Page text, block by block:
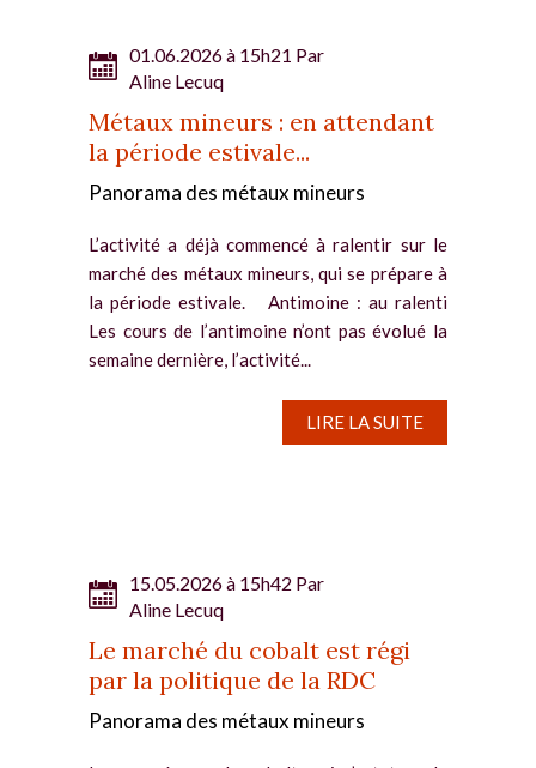
01.06.2026 à 15h21 Par
Aline Lecuq
Métaux mineurs : en attendant
la période estivale...
Panorama des métaux mineurs
L’activité a déjà commencé à ralentir sur le
marché des métaux mineurs, qui se prépare à
la période estivale. Antimoine : au ralenti
Les cours de l’antimoine n’ont pas évolué la
semaine dernière, l’activité...
LIRE LA SUITE
15.05.2026 à 15h42 Par
Aline Lecuq
Le marché du cobalt est régi
par la politique de la RDC
Panorama des métaux mineurs